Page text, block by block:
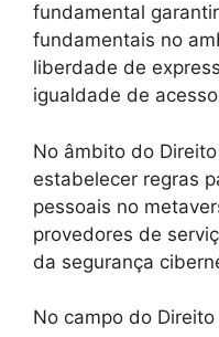
fundamental
fundamentais no
liberdade de
igualdade de
No âmbito do
estabelecer regras
pessoais no
provedores de
da segurança
No campo do